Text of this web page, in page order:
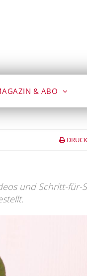
& ABO
und Schritt-für-